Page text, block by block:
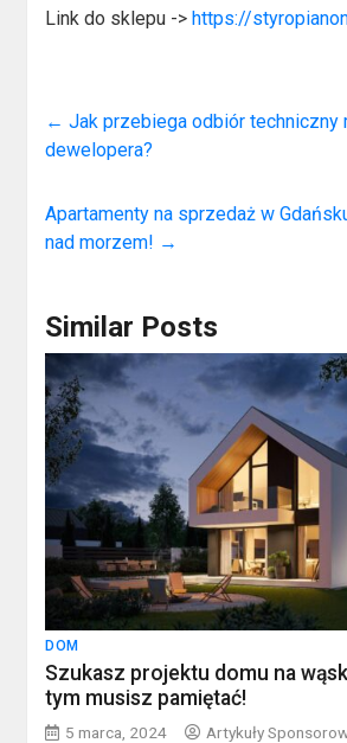
Link do sklepu ->https://
← Jak przebiega odbiór techniczny
dewelopera?
Apartamenty na sprzedaż w
nad morzem! →
Similar Posts
DOM
Szukasz projektu domu na
tym musisz pamiętać!
5 marca, 2024 Artykuły